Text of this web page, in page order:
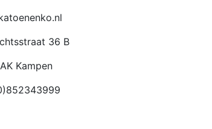
36 B
Kampen